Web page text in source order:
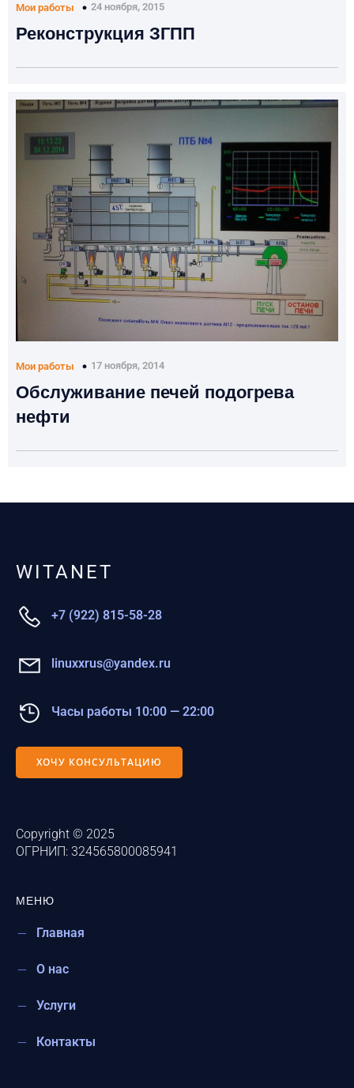
Мои работы 24 ноября, 2015
Реконструкция ЗГПП
Мои работы 17 ноября, 2014
Обслуживание печей подогрева
нефти
WITANET
+7 (922) 815-58-28
linuxxrus@yandex.ru
Часы работы 10:00 — 22:00
ХОЧУ КОНСУЛЬТАЦИЮ
Copyright © 2025
ОГРНИП: 324565800085941
МЕНЮ
Главная
О нас
Услуги
Контакты